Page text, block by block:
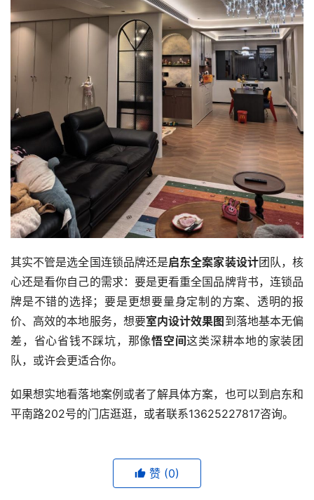
讯
面
空
间
艺
术
工
素
材
竞
赛
登录 注册
其实不管是选全国连锁品牌还是启东全案家装设计团队，核
心还是看你自己的需求：要是更看重全国品牌背书，连锁品
牌是不错的选择；要是更想要量身定制的方案、透明的报
价、高效的本地服务，想要室内设计效果图到落地基本无偏
差，省心省钱不踩坑，那像悟空间这类深耕本地的家装团
队，或许会更适合你。
如果想实地看落地案例或者了解具体方案，也可以到启东和
平南路202号的门店逛逛，或者联系13625227817咨询。
赞 (0)